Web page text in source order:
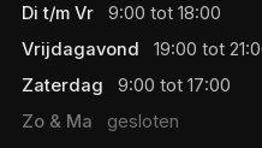
Di t/m Vr
9:00 tot 18:00
Vrijdagavond
19:00 tot
Zaterdag
9:00 tot 17:00
Zo & Ma gesloten